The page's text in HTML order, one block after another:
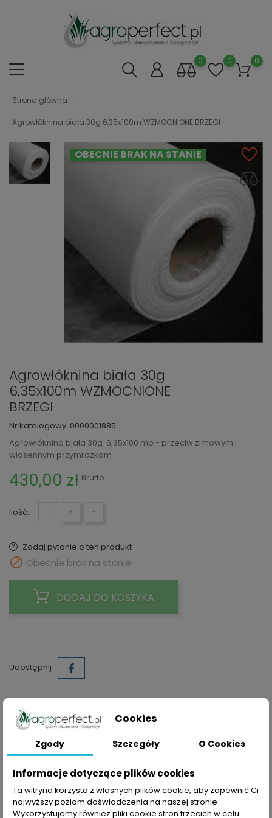
0 0 0
Strona główna
Agrowłóknina biała 30g 6,35x100m WZMOCNIONE BRZEGI
OBECNIE BRAK NA STANIE
Agrowłóknina biała 30g
6,35x100m WZMOCNIONE
BRZEGI
Nr katalogowy: 0000001885
Agrowłóknina biała 30g 6,35x100 mb - przeciw zimowym i
wiosennym przymrozkom
430,00 zł Brutto
Ilość: + −
Zadaj pytanie o ten produkt
 Obecnie brak na stanie
DODAJ DO KOSZYKA
Udostępnij
Polityka prywatności
Składając zamówienie akceptujesz Politykę prywatności
Zasady dostawy
Zwrotu
Zasady bezpieczeństwa
Składając zamówienie akceptujesz Regulamin sklepu
Cookies
Zgody Szczegóły O Cookies
Informacje dotyczące plików cookies
Ta witryna korzysta z własnych plików cookie, aby zapewnić Ci
najwyższy poziom doświadczenia na naszej stronie .
Wykorzystujemy również pliki cookie stron trzecich w celu